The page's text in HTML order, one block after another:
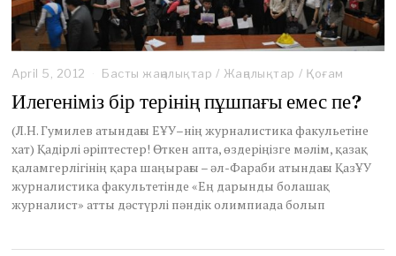
April 5, 2012
v
m
b
e
r
2
2
Басты жаңалықтар / Жаңалықтар / Қоғам
Илегеніміз бір терінің пұшпағы емес пе?
(Л.Н. Гумилев атындағы ЕҰУ–нің журналистика факульетіне
хат) Қадірлі әріптестер! Өткен апта, өздеріңізге мәлім, қазақ
қаламгерлігінің қара шаңырағы – әл-Фараби атындағы ҚазҰУ
журналистика факультетінде «Ең дарынды болашақ
журналист» атты дәстүрлі пәндік олимпиада болып